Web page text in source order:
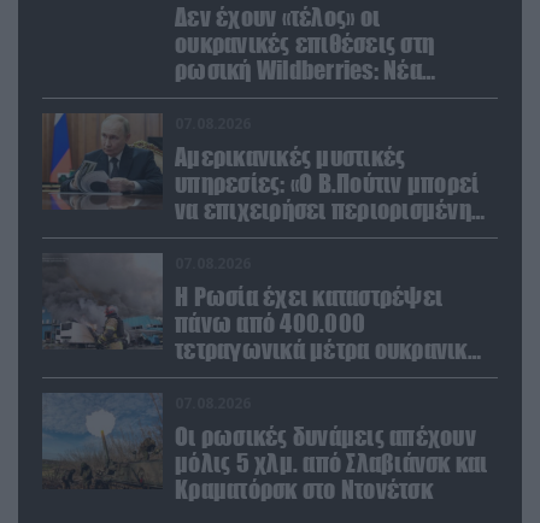
Δεν έχουν «τέλος» οι
ουκρανικές επιθέσεις στη
ρωσική Wildberries: Νέα
πλήγματα σε εγκαταστάσεις στα
Αμερικανικές μυστικές
υπηρεσίες: «Ο Β.Πούτιν μπορεί
να επιχειρήσει περιορισμένη
στρατιωτική επιχείρηση στην
Η Ρωσία έχει καταστρέψει
πάνω από 400.000
τετραγωνικά μέτρα ουκρανικών
εγκαταστάσεων τον Ιούλιο
Οι ρωσικές δυνάμεις απέχουν
μόλις 5 χλμ. από Σλαβιάνσκ και
Κραματόρσκ στο Ντονέτσκ